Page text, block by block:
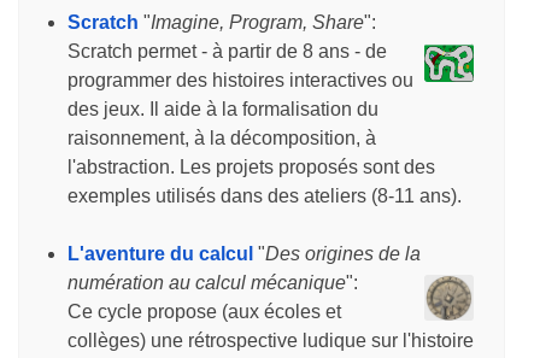
Scratch "Imagine, Program, Share":
Scratch permet - à partir de 8 ans - de
programmer des histoires interactives ou
des jeux. Il aide à la formalisation du
raisonnement, à la décomposition, à
l'abstraction. Les projets proposés sont des
exemples utilisés dans des ateliers (8-11 ans).
L'aventure du calcul "Des origines de la
numération au calcul mécanique":
Ce cycle propose (aux écoles et
collèges) une rétrospective ludique sur l'histoire